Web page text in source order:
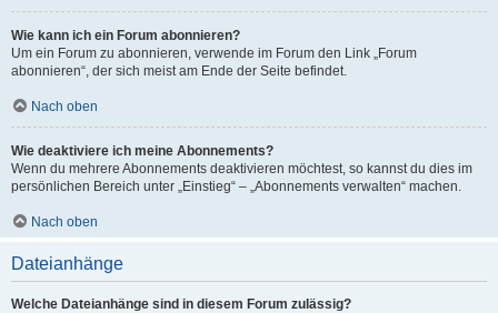
Wie kann ich ein Forum abonnieren?
Um ein Forum zu abonnieren, verwende im Forum den Link „Forum
abonnieren“, der sich meist am Ende der Seite befindet.
Nach oben
Wie deaktiviere ich meine Abonnements?
Wenn du mehrere Abonnements deaktivieren möchtest, so kannst du dies im
persönlichen Bereich unter „Einstieg“ – „Abonnements verwalten“ machen.
Nach oben
Dateianhänge
Welche Dateianhänge sind in diesem Forum zulässig?